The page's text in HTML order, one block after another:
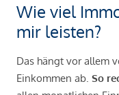
Wie viel
mir leisten?
Das hängt vor allem
Einkommen ab. So